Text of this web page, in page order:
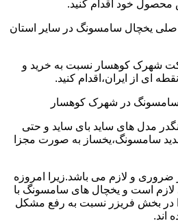
اصلی یخچال سامسونگ در سایر استان
شهرک کوهسار نسبت به خرید و
ای از ایران،اقدام کنید.
سامسونگ در شهرک کوهسار
مدل های ساید بای ساید و حتی
سامسونگ،یخساز به صورت مجزا
ضروری و لازم می باشد.زیرا امروزه
لازم است و یخچال های سامسونگ با
در بخش فریزر نسبت به رفع مشکل
اند.